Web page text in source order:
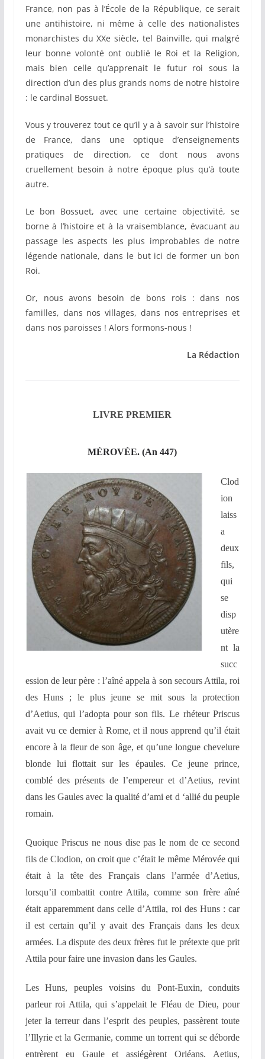
France, non pas à l’École de la République, ce serait
une antihistoire, ni même à celle des nationalistes
monarchistes du XXe siècle, tel Bainville, qui malgré
leur bonne volonté ont oublié le Roi et la Religion,
mais bien celle qu’apprenait le futur roi sous la
direction d’un des plus grands noms de notre histoire
: le cardinal Bossuet.
Vous y trouverez tout ce qu’il y a à savoir sur l’histoire
de France, dans une optique d’enseignements
pratiques de direction, ce dont nous avons
cruellement besoin à notre époque plus qu’à toute
autre.
Le bon Bossuet, avec une certaine objectivité, se
borne à l’histoire et à la vraisemblance, évacuant au
passage les aspects les plus improbables de notre
légende nationale, dans le but ici de former un bon
Roi.
Or, nous avons besoin de bons rois : dans nos
familles, dans nos villages, dans nos entreprises et
dans nos paroisses ! Alors formons-nous !
La Rédaction
LIVRE PREMIER
MÉROVÉE. (An 447)
Clod
ion
laiss
a
deux
fils,
qui
se
disp
utère
nt la
succ
ession de leur père : l’aîné appela à son secours Attila, roi
des Huns ; le plus jeune se mit sous la protection
d’Aetius, qui l’adopta pour son fils. Le rhéteur Priscus
avait vu ce dernier à Rome, et il nous apprend qu’il était
encore à la fleur de son âge, et qu’une longue chevelure
blonde lui flottait sur les épaules. Cejeune prince,
comblé des présents de l’empereur et d’Aetius, revint
dans les Gaules avec la qualité d’ami et d ‘allié du peuple
romain.
Quoique Priscus ne nous dise pas le nom de ce second
fils de Clodion, on croit que c’était le même Mérovée qui
était à la tête des Français clans l’armée d’Aetius,
lorsqu’il combattit contre Attila, comme son frère aîné
était apparemment dans celle d’Attila, roi des Huns : car
il est certain qu’il y avait des Français dans les deux
armées. La dispute des deux frères fut le prétexte que prit
Attila pour faire une invasion dans les Gaules.
Les Huns, peuples voisins du Pont-Euxin, conduits
parleur roi Attila, qui s’appelait le Fléau de Dieu, pour
jeter la terreur dans l’esprit des peuples, passèrent toute
l’Illyrie et la Germanie, comme un torrent qui se déborde
entrèrent eu Gaule et assiégèrent Orléans. Aetius,